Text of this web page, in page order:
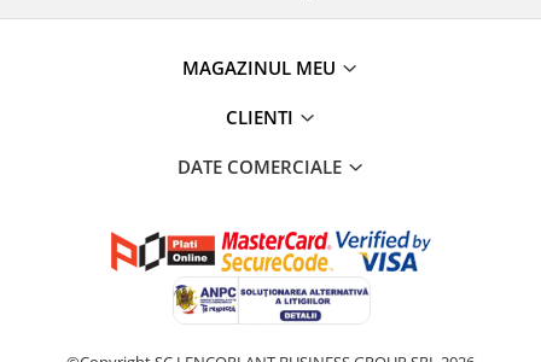
MAGAZINUL MEU
CLIENTI
DATE COMERCIALE